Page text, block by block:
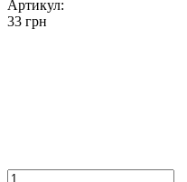
Артикул:
33 грн